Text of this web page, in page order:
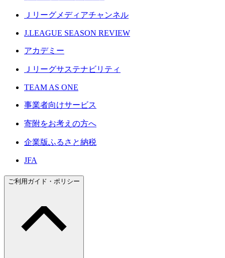
Ｊリーグメディアチャンネル
J.LEAGUE SEASON REVIEW
アカデミー
Ｊリーグサステナビリティ
TEAM AS ONE
事業者向けサービス
寄附をお考えの方へ
企業版ふるさと納税
JFA
ご利用ガイド・ポリシー